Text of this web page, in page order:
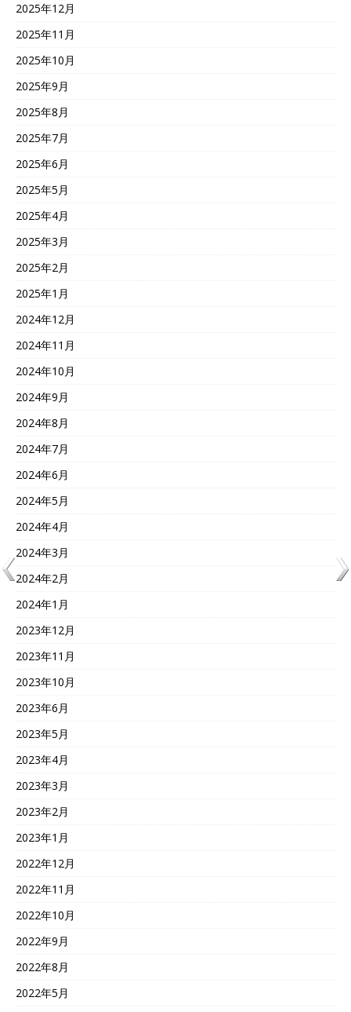
2025年12月
2025年11月
2025年10月
2025年9月
2025年8月
2025年7月
2025年6月
2025年5月
2025年4月
2025年3月
2025年2月
2025年1月
2024年12月
2024年11月
2024年10月
2024年9月
2024年8月
2024年7月
2024年6月
2024年5月
2024年4月
2024年3月
2024年2月
2024年1月
2023年12月
2023年11月
2023年10月
2023年6月
2023年5月
2023年4月
2023年3月
2023年2月
2023年1月
2022年12月
2022年11月
2022年10月
2022年9月
2022年8月
2022年5月